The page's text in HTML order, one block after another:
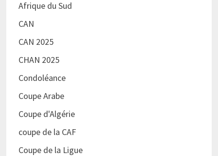
Afrique du Sud
CAN
CAN 2025
CHAN 2025
Condoléance
Coupe Arabe
Coupe d'Algérie
coupe de la CAF
Coupe de la Ligue